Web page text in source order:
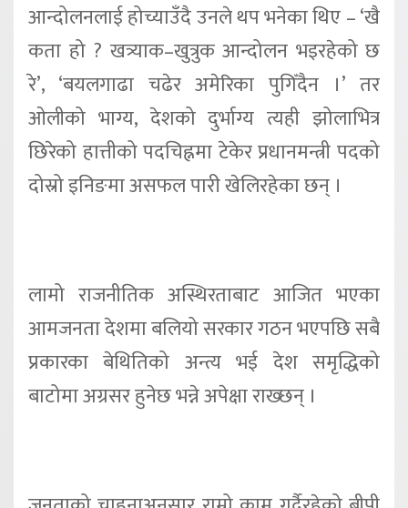
आन्दोलनलाई होच्याउँदै उनले थप भनेका थिए – ‘खै
कता हो ? खत्र्याक–खुत्रुक आन्दोलन भइरहेको छ
रे’, ‘बयलगाढा चढेर अमेरिका पुगिँदैन ।’ तर
ओलीको भाग्य, देशको दुर्भाग्य त्यही झोलाभित्र
छिरेको हात्तीको पदचिह्नमा टेकेर प्रधानमन्त्री पदको
दोस्रो इनिङमा असफल पारी खेलिरहेका छन् ।
लामो राजनीतिक अस्थिरताबाट आजित भएका
आमजनता देशमा बलियो सरकार गठन भएपछि सबै
प्रकारका बेथितिको अन्त्य भई देश समृद्धिको
बाटोमा अग्रसर हुनेछ भन्ने अपेक्षा राख्छन् ।